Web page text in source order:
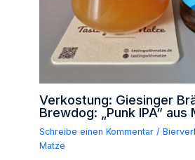
Verkostung: Giesinger
Brewdog: „Punk IPA“ aus
Schreibe einen Kommentar /
Matze